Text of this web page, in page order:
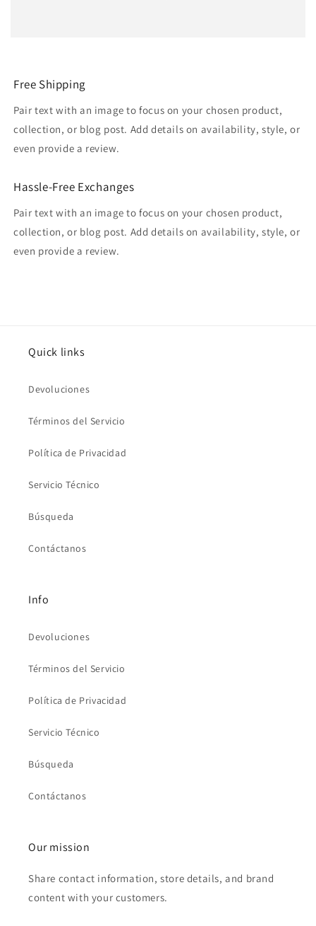
Free Shipping
Pair text with an image to focus on your chosen product,
collection, or blog post. Add details on availability, style, or
even provide a review.
Hassle-Free Exchanges
Pair text with an image to focus on your chosen product,
collection, or blog post. Add details on availability, style, or
even provide a review.
Quick links
Devoluciones
Términos del Servicio
Política de Privacidad
Servicio Técnico
Búsqueda
Contáctanos
Info
Devoluciones
Términos del Servicio
Política de Privacidad
Servicio Técnico
Búsqueda
Contáctanos
Our mission
Share contact information, store details, and brand
content with your customers.